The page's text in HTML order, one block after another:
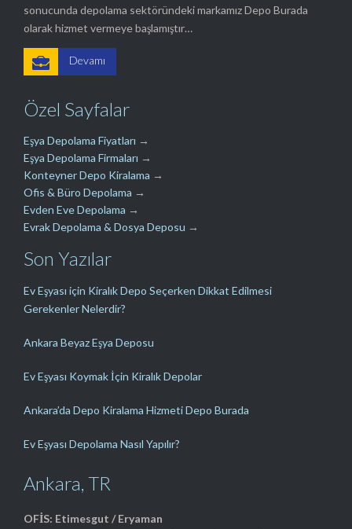
sonucunda depolama sektöründeki markamız Depo Burada
olarak hizmet vermeye başlamıştır…
 Devamı
Özel Sayfalar
Eşya Depolama Fiyatları →
Eşya Depolama Firmaları →
Konteyner Depo Kiralama →
Ofis & Büro Depolama →
Evden Eve Depolama →
Evrak Depolama & Dosya Deposu →
Son Yazılar
Ev Eşyası için Kiralık Depo Seçerken Dikkat Edilmesi
Gerekenler Nelerdir?
Ankara Beyaz Eşya Deposu
Ev Eşyası Koymak İçin Kiralık Depolar
Ankara’da Depo Kiralama Hizmeti Depo Burada
Ev Eşyası Depolama Nasıl Yapılır?
Ankara, TR
OFİS: Etimesgut / Eryaman